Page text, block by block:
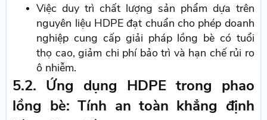
Việc duy trì chất lượng sản phẩm dựa trên
nguyên liệu HDPE đạt chuẩn cho phép doanh
nghiệp cung cấp giải pháp lồng bè có tuổi
thọ cao, giảm chi phí bảo trì và hạn chế rủi ro
ô nhiễm.
5.2. Ứng dụng HDPE trong phao
lồng bè: Tính an toàn khẳng định